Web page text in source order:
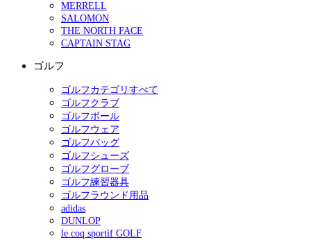
MERRELL
SALOMON
THE NORTH FACE
CAPTAIN STAG
ゴルフ
ゴルフカテゴリすべて
ゴルフクラブ
ゴルフボール
ゴルフウェア
ゴルフバッグ
ゴルフシューズ
ゴルフグローブ
ゴルフ練習器具
ゴルフラウンド用品
adidas
DUNLOP
le coq sportif GOLF